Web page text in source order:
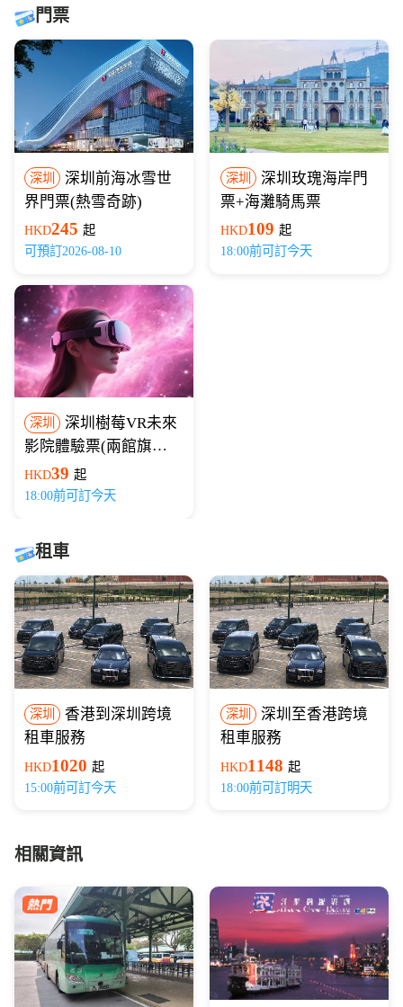
門票
深圳
深圳前海冰雪世
界門票(熱雪奇跡)
HKD245 起
可預訂2026-08-10
深圳
深圳樹莓VR未來
影院體驗票(兩館旗艦
店)
HKD39 起
18:00前可訂今天
深圳
深圳玫瑰海岸門
票+海灘騎馬票
HKD109 起
18:00前可訂今天
租車
深圳
香港到深圳跨境
租車服務
HKD1020 起
15:00前可訂今天
深圳
深圳至香港跨境
租車服務
HKD1148 起
18:00前可訂明天
相關資訊